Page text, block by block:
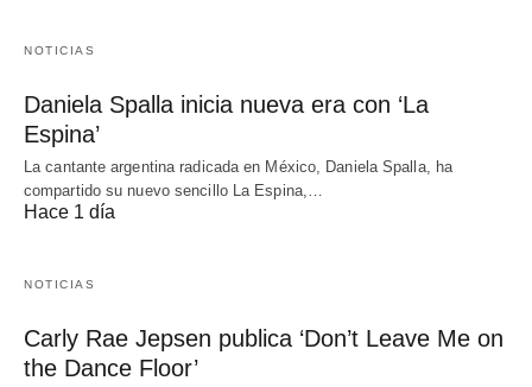
NOTICIAS
Daniela Spalla inicia nueva era con ‘La
Espina’
La cantante argentina radicada en México, Daniela Spalla, ha
compartido su nuevo sencillo La Espina,…
Hace 1 día
NOTICIAS
Carly Rae Jepsen publica ‘Don’t Leave Me on
the Dance Floor’